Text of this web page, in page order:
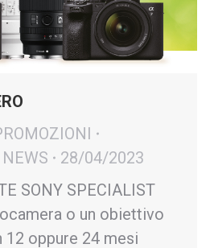
28/04/2023
SONY SPECIALIST
o un obiettivo
12 oppure 24 mesi